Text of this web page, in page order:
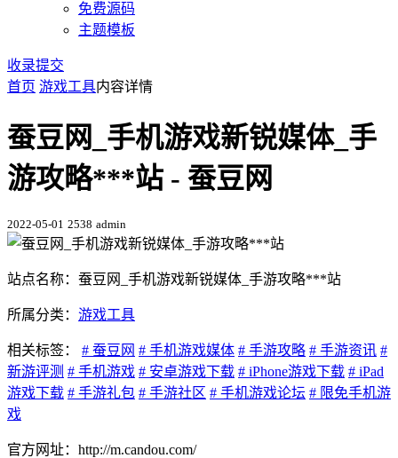
免费源码
主题模板
收录提交
首页 游戏工具内容详情
蚕豆网_手机游戏新锐媒体_手
游攻略***站 - 蚕豆网
2022-05-01 2538 admin
站点名称：蚕豆网_手机游戏新锐媒体_手游攻略***站
所属分类： 游戏工具
相关标签： # 蚕豆网 # 手机游戏媒体 # 手游攻略 # 手游资讯 #
新游评测 # 手机游戏 # 安卓游戏下载 # iPhone游戏下载 # iPad
游戏下载 # 手游礼包 # 手游社区 # 手机游戏论坛 # 限免手机游
戏
官方网址：http://m.candou.com/